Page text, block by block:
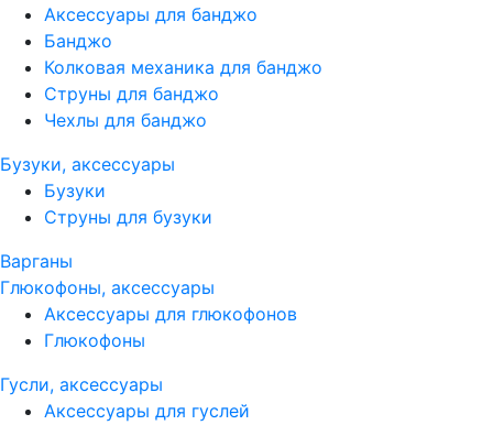
Аксессуары для банджо
Банджо
Колковая механика для банджо
Струны для банджо
Чехлы для банджо
Бузуки, аксессуары
Бузуки
Струны для бузуки
Варганы
Глюкофоны, аксессуары
Аксессуары для глюкофонов
Глюкофоны
Гусли, аксессуары
Аксессуары для гуслей